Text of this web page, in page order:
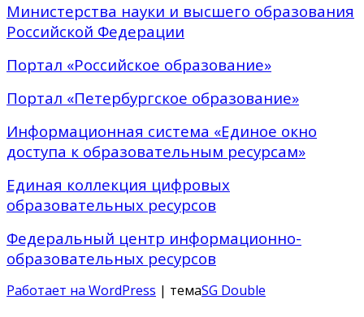
Министерства науки и высшего образования
Российской Федерации
Портал «Российское образование»
Портал «Петербургское образование»
Информационная система «Единое окно
доступа к образовательным ресурсам»
Единая коллекция цифровых
образовательных ресурсов
Федеральный центр информационно-
образовательных ресурсов
Работает на WordPress | темаSG Double